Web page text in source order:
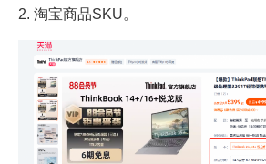
2. 淘宝商品SKU。